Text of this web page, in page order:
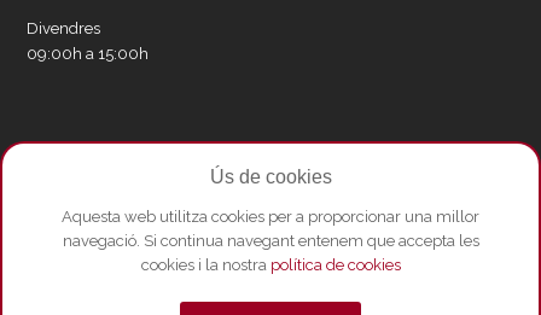
Divendres
09:00h a 15:00h
Xarxes socials
FacebookInstagram
Whatsapp
Youtube
Ús de cookies
Aquesta web utilitza cookies per a proporcionar una millor
navegació. Si continua navegant entenem que accepta les
cookies i la nostra política de cookies